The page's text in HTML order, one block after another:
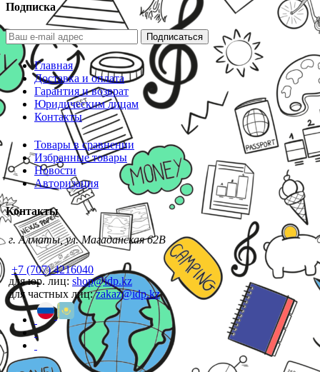
Подписка
Подписаться
Главная
Доставка и оплата
Гарантия и возврат
Юридическим лицам
Контакты
Товары в сравнении
Избранные товары
Новости
Авторизация
Контакты
г. Алматы, ул. Магаданская 62В
+7 (707) 4216040
для юр. лиц: shop@idp.kz
для частных лиц:zakaz@idp.kz